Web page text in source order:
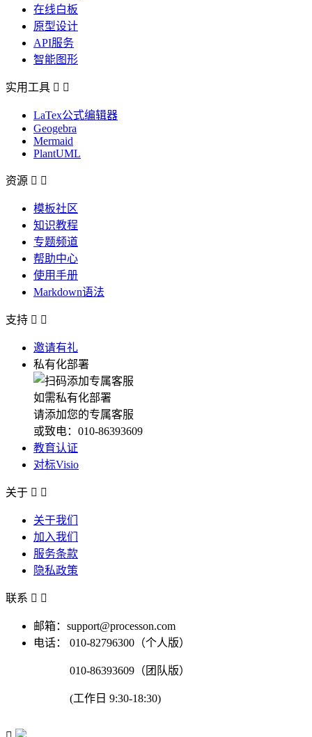
在线白板
原型设计
API服务
智能图形
实用工具  
LaTex公式编辑器
Geogebra
Mermaid
PlantUML
资源  
模板社区
知识教程
专题频道
帮助中心
使用手册
Markdown语法
支持  
邀请有礼
私有化部署
如需私有化部署
请添加您的专属客服
或致电：010-86393609
教育认证
对标Visio
关于  
关于我们
加入我们
服务条款
隐私政策
联系  
邮箱：support@processon.com
电话：
010-82796300（个人版）
010-86393609（团队版）
(工作日 9:30-18:30)